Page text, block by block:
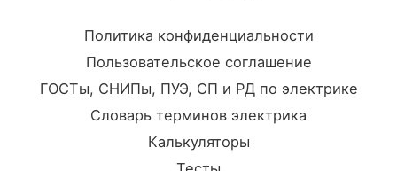
Политика конфиденциальности
Пользовательское соглашение
ГОСТы, СНИПы, ПУЭ, СП и РД по электрике
Словарь терминов электрика
Калькуляторы